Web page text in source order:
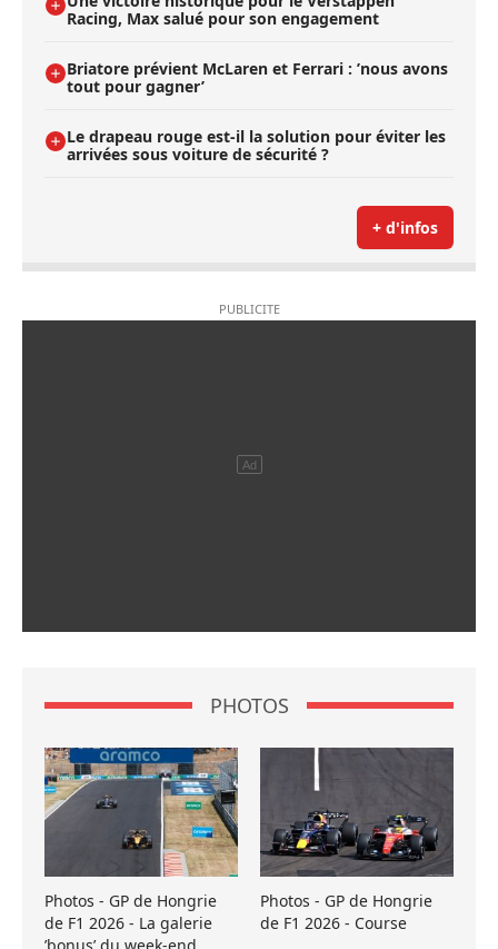
Racing, Max salué pour son engagement
Briatore prévient McLaren et Ferrari : ’nous avons
tout pour gagner’
Le drapeau rouge est-il la solution pour éviter les
arrivées sous voiture de sécurité ?
+ d'infos
PHOTOS
Photos - GP de Hongrie
de F1 2026 - La galerie
Photos - GP de Hongrie
de F1 2026 - Course